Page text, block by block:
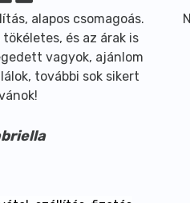
alapos csomagoás.
és az árak is
vagyok, ajánlom
további sok sikert